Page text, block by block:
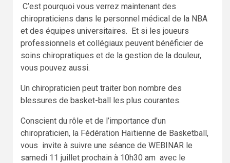
C’est pourquoi vous verrez maintenant des
chiropraticiens dans le personnel médical de la NBA
et des équipes universitaires. Et si les joueurs
professionnels et collégiaux peuvent bénéficier de
soins chiropratiques et de la gestion de la douleur,
vous pouvez aussi.
Un chiropraticien peut traiter bon nombre des
blessures de basket-ball les plus courantes.
Conscient du rôle et de l’importance d’un
chiropraticien, la Fédération Haïtienne de Basketball,
vous invite à suivre une séance de WEBINAR le
samedi 11 juillet prochain à 10h30 am avec le